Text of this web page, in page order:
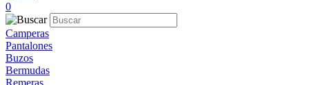
0
Camperas
Pantalones
Buzos
Bermudas
Remeras